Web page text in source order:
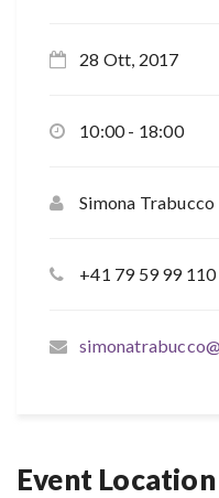
28 Ott, 2017
10:00 - 18:00
Simona Trabucco
+41 79 59 99 110
Event Location